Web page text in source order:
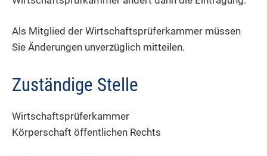
Als Mitglied der Wirtschaftsprüferkammer müssen
Sie Änderungen unverzüglich mitteilen.
Zuständige Stelle
Wirtschaftsprüferkammer
Körperschaft öffentlichen Rechts